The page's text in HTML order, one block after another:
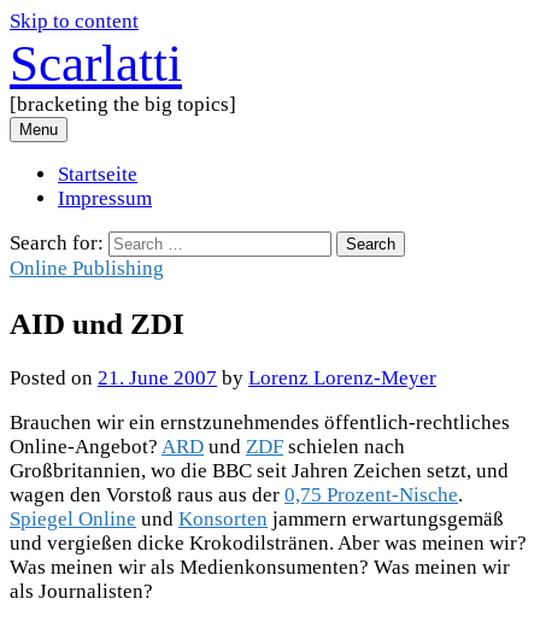
Skip to content
Scarlatti
[bracketing the big topics]
Menu
Startseite
Impressum
Search for:
Online Publishing
AID und ZDI
Posted on 21. June 2007 by Lorenz Lorenz-Meyer
Brauchen wir ein ernstzunehmendes öffentlich-rechtliches
Online-Angebot? ARD und ZDF schielen nach
Großbritannien, wo die BBC seit Jahren Zeichen setzt, und
wagen den Vorstoß raus aus der 0,75 Prozent-Nische.
Spiegel Online und Konsorten jammern erwartungsgemäß
und vergießen dicke Krokodilstränen. Aber was meinen wir?
Was meinen wir als Medienkonsumenten? Was meinen wir
als Journalisten?